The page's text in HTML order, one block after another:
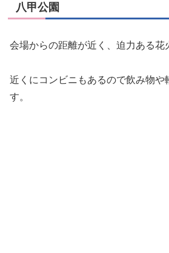
八甲公園
会場からの距離が近く、迫力ある花
近くにコンビニもあるので飲み物や
す。